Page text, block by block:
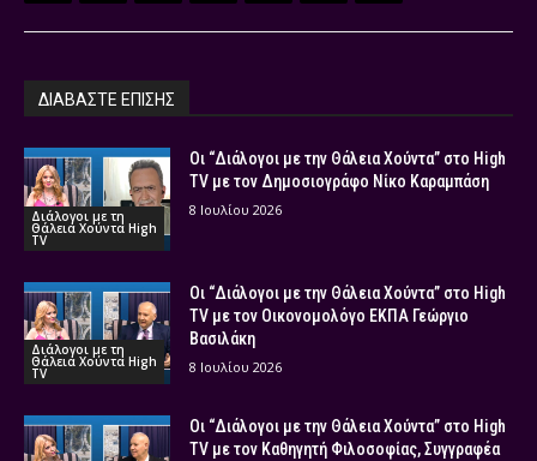
ΔΙΑΒΑΣΤΕ ΕΠΙΣΗΣ
Διάλογοι με τη
Θάλεια Χούντα High
TV
Οι “Διάλογοι με την Θάλεια Χούντα” στο High
TV με τον Δημοσιογράφο Νίκο Καραμπάση
8 Ιουλίου 2026
Διάλογοι με τη
Θάλεια Χούντα High
TV
Οι “Διάλογοι με την Θάλεια Χούντα” στο High
TV με τον Οικονομολόγο ΕΚΠΑ Γεώργιο
Βασιλάκη
8 Ιουλίου 2026
Οι “Διάλογοι με την Θάλεια Χούντα” στο High
TV με τον Καθηγητή Φιλοσοφίας, Συγγραφέα